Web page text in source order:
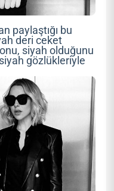
paylaştığı bu
deri ceket
siyah olduğunu
gözlükleriyle